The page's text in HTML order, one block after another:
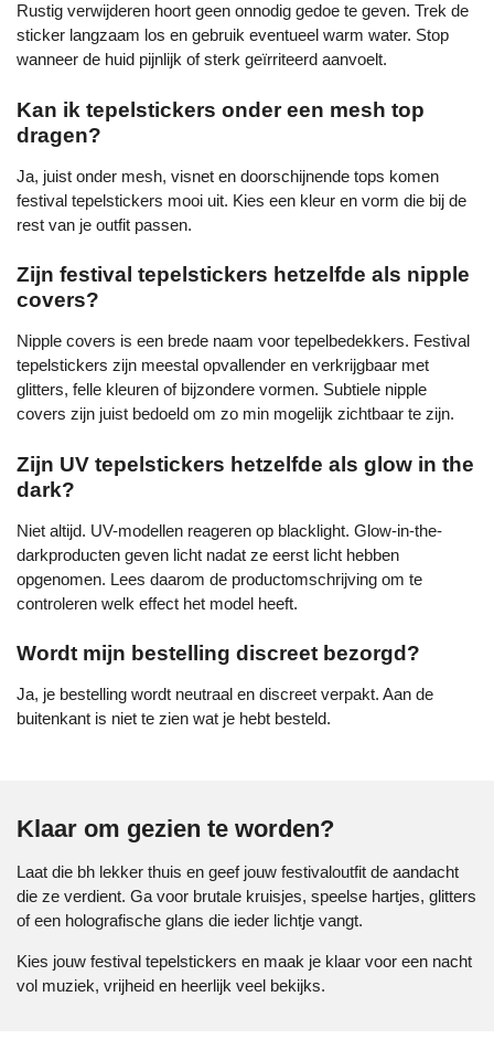
Rustig verwijderen hoort geen onnodig gedoe te geven. Trek de
sticker langzaam los en gebruik eventueel warm water. Stop
wanneer de huid pijnlijk of sterk geïrriteerd aanvoelt.
Kan ik tepelstickers onder een mesh top
dragen?
Ja, juist onder mesh, visnet en doorschijnende tops komen
festival tepelstickers mooi uit. Kies een kleur en vorm die bij de
rest van je outfit passen.
Zijn festival tepelstickers hetzelfde als nipple
covers?
Nipple covers is een brede naam voor tepelbedekkers. Festival
tepelstickers zijn meestal opvallender en verkrijgbaar met
glitters, felle kleuren of bijzondere vormen. Subtiele nipple
covers zijn juist bedoeld om zo min mogelijk zichtbaar te zijn.
Zijn UV tepelstickers hetzelfde als glow in the
dark?
Niet altijd. UV-modellen reageren op blacklight. Glow-in-the-
darkproducten geven licht nadat ze eerst licht hebben
opgenomen. Lees daarom de productomschrijving om te
controleren welk effect het model heeft.
Wordt mijn bestelling discreet bezorgd?
Ja, je bestelling wordt neutraal en discreet verpakt. Aan de
buitenkant is niet te zien wat je hebt besteld.
Klaar om gezien te worden?
Laat die bh lekker thuis en geef jouw festivaloutfit de aandacht
die ze verdient. Ga voor brutale kruisjes, speelse hartjes, glitters
of een holografische glans die ieder lichtje vangt.
Kies jouw festival tepelstickers en maak je klaar voor een nacht
vol muziek, vrijheid en heerlijk veel bekijks.